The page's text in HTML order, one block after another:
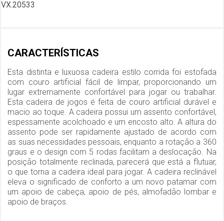
VX.20533
CARACTERÍSTICAS
Esta distinta e luxuosa cadeira estilo corrida foi estofada
com couro artificial fácil de limpar, proporcionando um
lugar extremamente confortável para jogar ou trabalhar.
Esta cadeira de jogos é feita de couro artificial durável e
macio ao toque. A cadeira possui um assento confortável,
espessamente acolchoado e um encosto alto. A altura do
assento pode ser rapidamente ajustado de acordo com
as suas necessidades pessoais, enquanto a rotação a 360
graus e o design com 5 rodas facilitam a deslocação. Na
posição totalmente reclinada, parecerá que está a flutuar,
o que torna a cadeira ideal para jogar. A cadeira reclinável
eleva o significado de conforto a um novo patamar com
um apoio de cabeça, apoio de pés, almofadão lombar e
apoio de braços.